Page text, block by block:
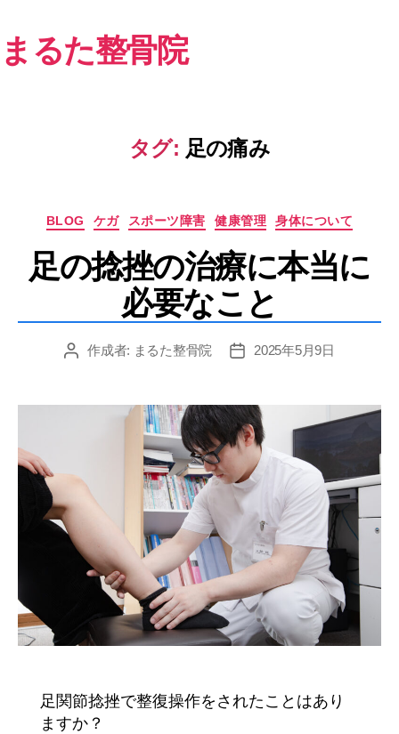
まるた整骨院
タグ: 足の痛み
カ
ゴ
リ
ー
BLOG ケガ スポーツ障害 健康管理 身体について
足の捻挫の治療に本当に
必要なこと
投 作成者: まるた整骨院
投
2025年5月9日
足関節捻挫で整復操作をされたことはあり
ますか？